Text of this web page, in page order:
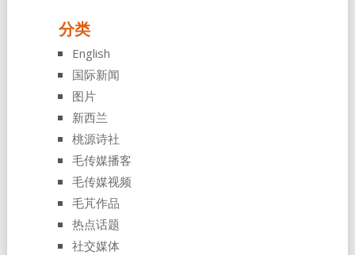
分类
English
国际新闻
图片
新西兰
桃源诗社
毛传媒播客
毛传媒视频
毛芃作品
热点话题
社交媒体